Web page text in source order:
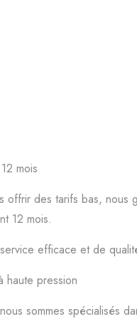
mois
offrir des tarifs bas, nous
12 mois.
efficace et de
haute pression
sommes spécialisés